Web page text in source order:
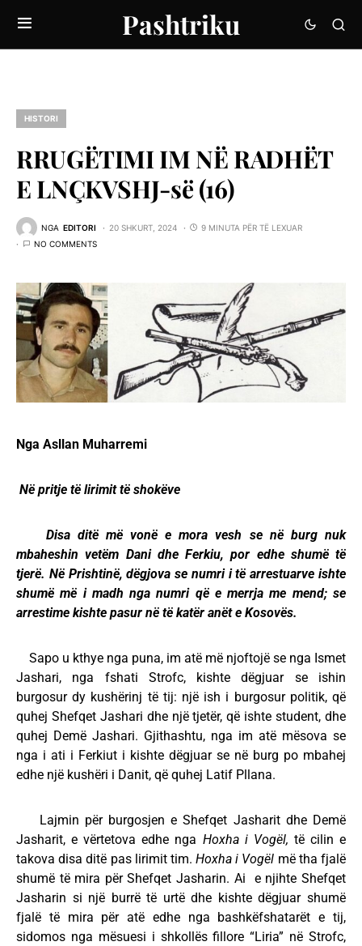
Pashtriku
HISTORI
RRUGËTIMI IM NË RADHËT
E LNÇKVSHJ-së (16)
NGA EDITORI 20 SHKURT, 2024
9 MINUTA PËR TË LEXUAR
NO COMMENTS
Nga Asllan Muharremi
Në pritje të lirimit të shokëve
Disa ditë më vonë e mora vesh se në burg nuk
mbaheshin vetëm Dani dhe Ferkiu, por edhe shumë të
tjerë. Në Prishtinë, dëgjova se numri i të arrestuarve ishte
shumë më i madh nga numri që e merrja me mend; se
arrestime kishte pasur në të katër anët e Kosovës.
Sapo u kthye nga puna, im atë më njoftojë se nga Ismet
Jashari, nga fshati Strofc, kishte dëgjuar se ishin
burgosur dy kushërinj të tij: një ish i burgosur politik, që
quhej Shefqet Jashari dhe një tjetër, që ishte student, dhe
quhej Demë Jashari. Gjithashtu, nga im atë mësova se
nga i ati i Ferkiut i kishte dëgjuar se në burg po mbahej
edhe një kushëri i Danit, që quhej Latif Pllana.
Lajmin për burgosjen e Shefqet Jasharit dhe Demë
Jasharit, e vërtetova edhe nga Hoxha i Vogël, të cilin e
takova disa ditë pas lirimit tim.Hoxha i Vogël më tha fjalë
shumë të mira për Shefqet Jasharin. Ai e njihte Shefqet
Jasharin si një burrë të urtë dhe kishte dëgjuar shumë
fjalë të mira për atë edhe nga bashkëfshatarët e tij,
sidomos nga mësuesi i shkollës fillore “Liria” në Strofc,